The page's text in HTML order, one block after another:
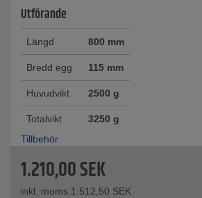
Utförande
Längd 800 mm
Bredd egg 115 mm
Huvudvikt 2500 g
Totalvikt
3250 g
Tillbehör
1.210,00SEK
inkl. moms.1.512,50 SEK